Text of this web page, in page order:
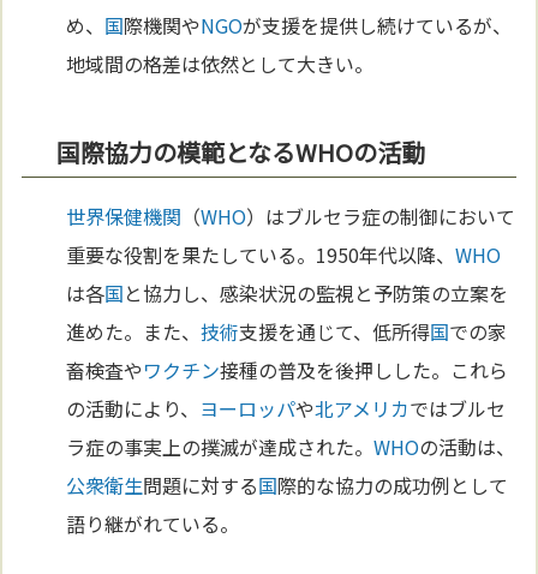
め、 国際機関やNGOが支援を提供し続けているが、
地域間の格差は依然として大きい。
国際協力の模範となるWHOの活動
世界保健機関 （WHO）はブルセラ症の制御において
重要な役割を果たしている。1950年代以降、WHO
は各国と協力し、感染状況の監視と予防策の立案を
進めた。また、技術支援を通じて、低所得国での家
畜検査やワクチン接種の普及を後押しした。これら
の活動により、 ヨーロッパや北アメリカではブルセ
ラ症の事実上の撲滅が達成された。WHOの活動は、
公衆衛生問題に対する国際的な協力の成功例として
語り継がれている。